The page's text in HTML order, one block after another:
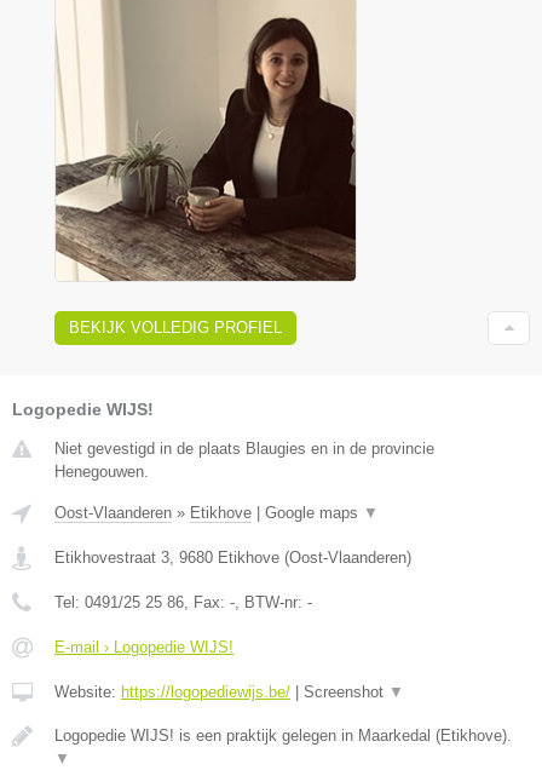
BEKIJK VOLLEDIG PROFIEL
Logopedie WIJS!
Niet gevestigd in de plaats Blaugies en in de provincie
Henegouwen.
Oost-Vlaanderen » Etikhove Google maps ▼
Etikhovestraat 3, 9680 Etikhove (Oost-Vlaanderen)
Tel: 0491/25 25 86, Fax: -, BTW-nr: -
E-mail › Logopedie WIJS!
Website: https://logopediewijs.be/ Screenshot ▼
Logopedie WIJS! is een praktijk gelegen in Maarkedal (Etikhove).
▼